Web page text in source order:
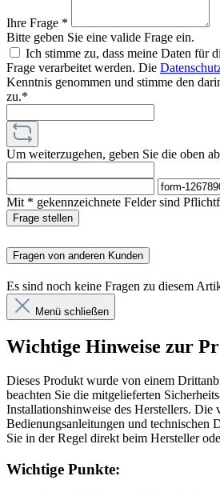
Ihre Frage *
Bitte geben Sie eine valide Frage ein.
Ich stimme zu, dass meine Daten für
Frage verarbeitet werden. Die
Kenntnis genommen und stimme den
zu.*
Um weiterzugehen, geben Sie die oben
Mit * gekennzeichnete Felder sind
Frage stellen
Fragen von anderen Kunden
Es sind noch keine Fragen zu diesem
Menü schließen
Wichtige Hinweise zur
Dieses Produkt wurde von einem
beachten Sie die mitgelieferten
Installationshinweise des Herstellers. Die
Bedienungsanleitungen und technischen
Sie in der Regel direkt beim Hersteller
Wichtige Punkte: